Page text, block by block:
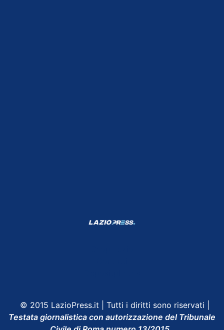
© 2015 LazioPress.it | Tutti i diritti sono riservati |
Testata giornalistica con autorizzazione del Tribunale